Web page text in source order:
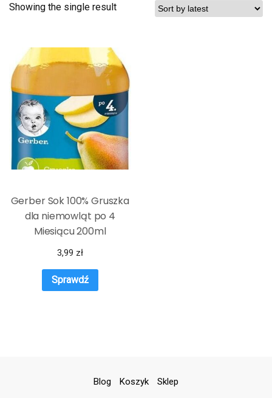
Showing the single result
Gerber Sok 100% Gruszka
dla niemowląt po 4
Miesiącu 200ml
3,99 zł
Sprawdź
Blog Koszyk Sklep